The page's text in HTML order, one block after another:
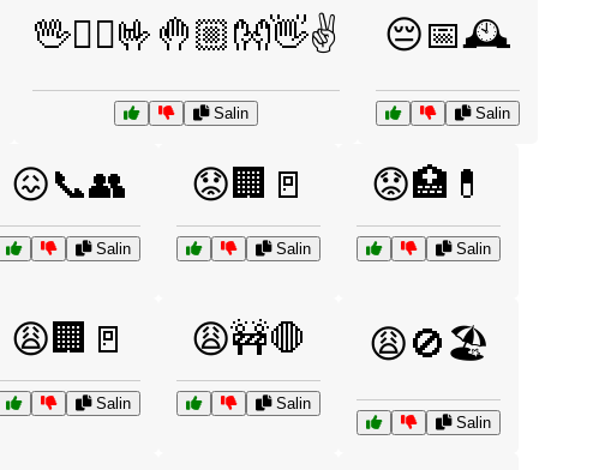
🖖✋🏽🤟🤚🏼👐👋✌️
Salin
😔📅🕰️
Salin
😖📞👥
Salin
😟🏢🚪
Salin
😟🏥💊
Salin
😩🏢🚪
Salin
😩🚧🛑
Salin
😩🚫🏖️
Salin